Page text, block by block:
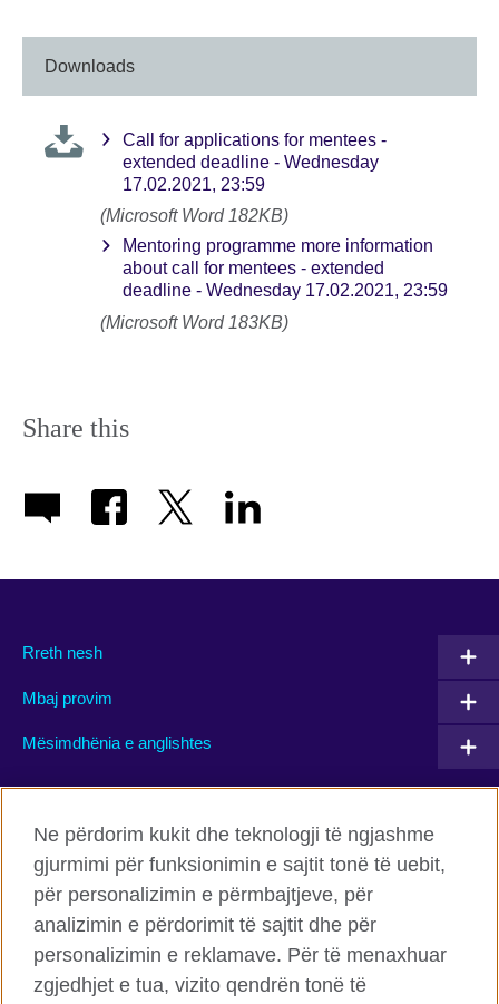
Downloads
Call for applications for mentees -
extended deadline - Wednesday
17.02.2021, 23:59
(Microsoft Word 182KB)
Mentoring programme more information
about call for mentees - extended
deadline - Wednesday 17.02.2021, 23:59
(Microsoft Word 183KB)
Share this
Rreth nesh
Mbaj provim
Mësimdhënia e anglishtes
Facebook Twitter
Flickr TikTok
Ne përdorim kukit dhe teknologji të ngjashme
gjurmimi për funksionimin e sajtit tonë të uebit,
për personalizimin e përmbajtjeve, për
analizimin e përdorimit të sajtit dhe për
personalizimin e reklamave. Për të menaxhuar
zgjedhjet e tua, vizito qendrën tonë të